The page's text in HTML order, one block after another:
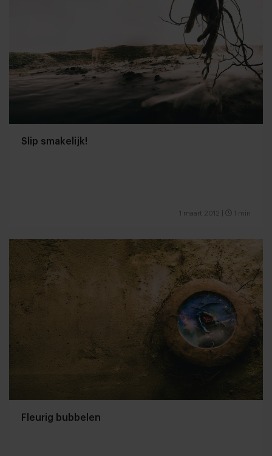
Slip smakelijk!
1 maart 2012 1 min
Fleurig bubbelen